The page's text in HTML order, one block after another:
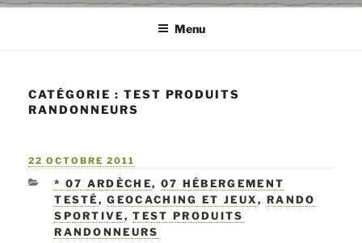
Menu
CATÉGORIE : TEST PRODUITS
RANDONNEURS
PUBLIÉ
22 OCTOBRE 2011
CATÉGORIES
* 07 ARDÈCHE, 07 HÉBERGEMENT
TESTÉ ,GEOCACHING ET JEUX,RANDO
SPORTIVE ,TEST PRODUITS
RANDONNEURS